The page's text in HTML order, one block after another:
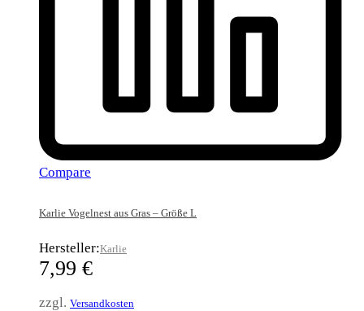
Compare
Karlie Vogelnest aus Gras – Größe L
Hersteller:Karlie
7,99 €
zzgl. Versandkosten